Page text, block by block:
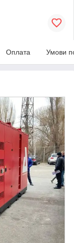
Оплата Умови